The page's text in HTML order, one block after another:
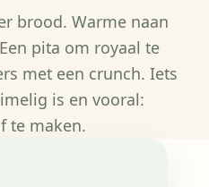
brood. Warme naan
pita om royaal te
met een crunch. Iets
is en vooral:
te maken.